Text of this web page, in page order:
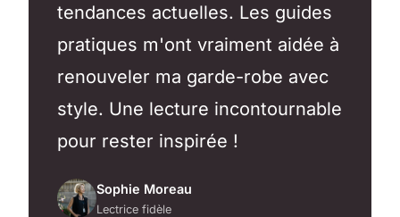
tendances actuelles. Les guides
pratiques m'ont vraiment aidée à
renouveler ma garde-robe avec
style. Une lecture incontournable
pour rester inspirée !
Sophie Moreau
Lectrice fidèle